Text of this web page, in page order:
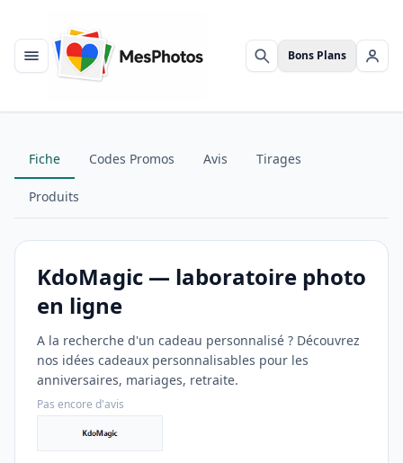
Menu Rechercher
Bons Plans Se
Fiche Codes Promos Avis Tirages
Produits
KdoMagic — laboratoire photo
en ligne
A la recherche d'un cadeau personnalisé ? Découvrez
nos idées cadeaux personnalisables pour les
anniversaires, mariages, retraite.
Pas encore d'avis